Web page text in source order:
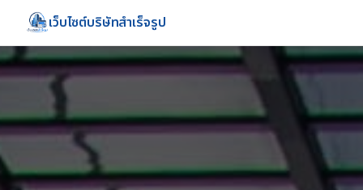
เว็บไซต์บริษัทสำเร็จรูป